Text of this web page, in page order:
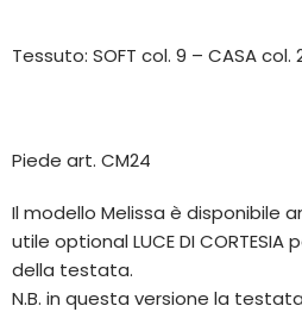
Tessuto: SOFT col. 9 – CASA col.
Piede art. CM24
Il modello Melissa è disponibile
utile optional LUCE DI
della testata.
N.B. in questa versione la